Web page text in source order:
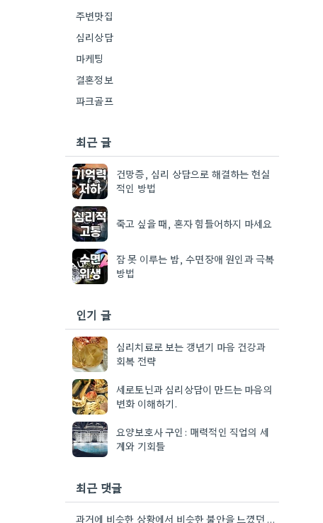
주변맛집
심리상담
마케팅
결혼정보
파크골프
최근 글
건망증, 심리 상담으로 해결하는 현실
적인 방법
죽고 싶을 때, 혼자 힘들어하지 마세요
잠 못 이루는 밤, 수면장애 원인과 극복
방법
인기 글
심리치료로 보는 갱년기 마음 건강과
회복 전략
세로토닌과 심리상담이 만드는 마음의
변화 이해하기.
요양보호사 구인: 매력적인 직업의 세
계와 기회들
최근 댓글
과거에 비슷한 상황에서 비슷한 불안을 느꼈던 기억이 떠오르네요. 그 당시 경험을 제대로 정리하지 못해서인지, 지금도…